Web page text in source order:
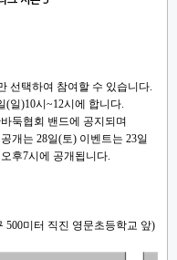
선택하여 참여할 수 있습니다.
(일)10시~12시에 합니다.
둑협회 밴드에 공지되며
개는 28일(토) 이벤트는 23일
후7시에 공개됩니다.
500미터 직진 영문초등학교 앞)